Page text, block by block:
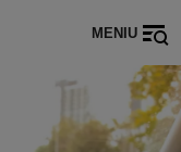
MENIU